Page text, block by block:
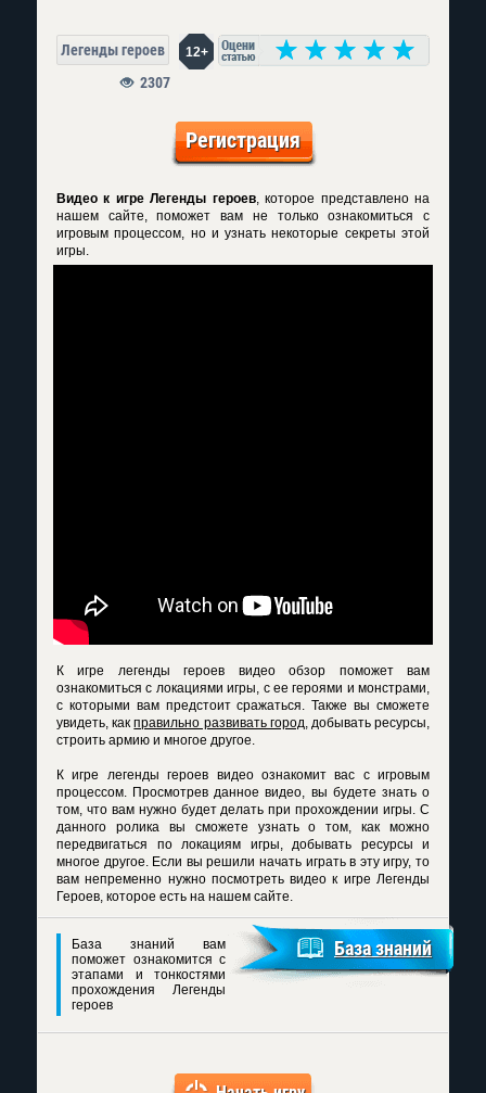
Легенды героев 12+
2307
Регистрация
Видео к игре Легенды героев, которое представлено на
нашем сайте, поможет вам не только ознакомиться с
игровым процессом, но и узнать некоторые секреты этой
игры.
К игре легенды героев видео обзор поможет вам
ознакомиться с локациями игры, с ее героями и монстрами,
с которыми вам предстоит сражаться. Также вы сможете
увидеть, какправильно развивать город, добывать ресурсы,
строить армию и многое другое.
К игре легенды героев видео ознакомит вас с игровым
процессом. Просмотрев данное видео, вы будете знать о
том, что вам нужно будет делать при прохождении игры. С
данного ролика вы сможете узнать о том, как можно
передвигаться по локациям игры, добывать ресурсы и
многое другое. Если вы решили начать играть в эту игру, то
вам непременно нужно посмотреть видео к игре Легенды
Героев, которое есть на нашем сайте.
База знаний вам
поможет ознакомится с
этапами и тонкостями
прохождения Легенды
героев
База знаний